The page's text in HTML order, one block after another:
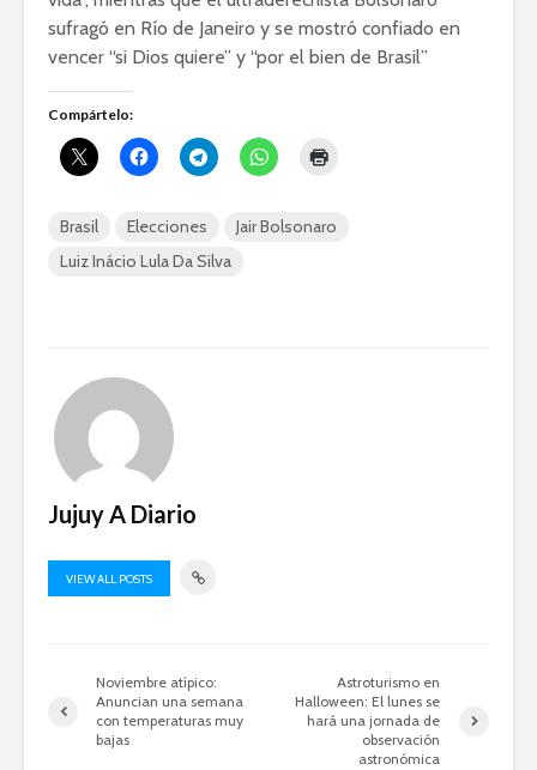
sufragó en Río de Janeiro y se mostró confiado en
vencer “si Dios quiere” y “por el bien de Brasil”
Compártelo:
Brasil Elecciones
Jair Bolsonaro
Luiz Inácio Lula Da Silva
Jujuy A Diario
VIEW ALL POSTS
Noviembre atípico:
Anuncian una semana
con temperaturas muy
bajas
Astroturismo en
Halloween: El lunes se
hará una jornada de
observación
astronómica